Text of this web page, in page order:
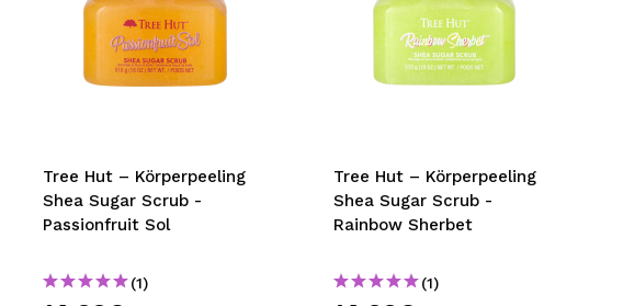
Tree Hut – Körperpeeling
Shea Sugar Scrub -
Passionfruit Sol
(1)
Tree Hut – Körperpeeling
Shea Sugar Scrub -
Rainbow Sherbet
(1)